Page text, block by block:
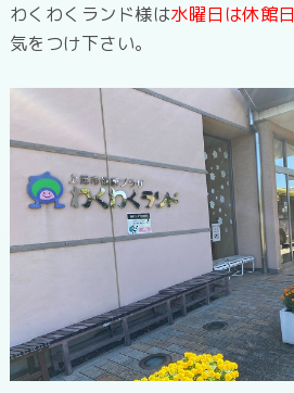
わくわくランド様は水曜日は休館日
気をつけ下さい。